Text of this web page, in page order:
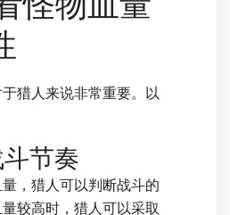
猎人来说非常重要。以
节奏
，猎人可以判断战斗的
较高时，猎人可以采取